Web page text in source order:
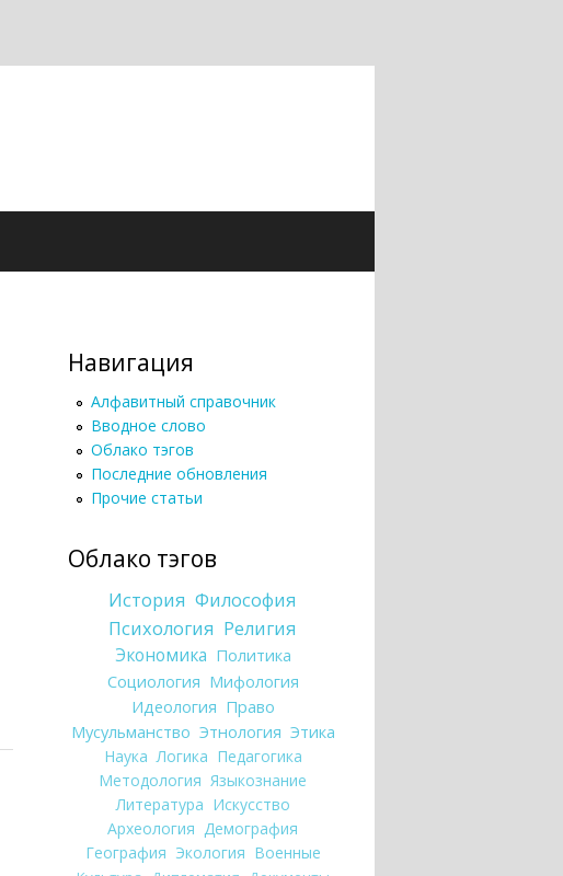
Навигация
Алфавитный справочник
Вводное слово
Облако тэгов
Последние обновления
Прочие статьи
Облако тэгов
История Философия
Психология Религия
Экономика Политика
Социология Мифология
Идеология Право
Мусульманство Этнология Этика
Наука Логика Педагогика
Методология Языкознание
Литература Искусство
Археология Демография
География Экология Военные